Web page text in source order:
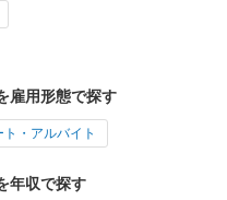
雇用形態で探す
ト・アルバイト
年収で探す